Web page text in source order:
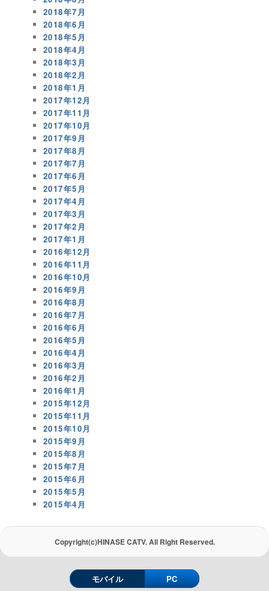
2018年7月
2018年6月
2018年5月
2018年4月
2018年3月
2018年2月
2018年1月
2017年12月
2017年11月
2017年10月
2017年9月
2017年8月
2017年7月
2017年6月
2017年5月
2017年4月
2017年3月
2017年2月
2017年1月
2016年12月
2016年11月
2016年10月
2016年9月
2016年8月
2016年7月
2016年6月
2016年5月
2016年4月
2016年3月
2016年2月
2016年1月
2015年12月
2015年11月
2015年10月
2015年9月
2015年8月
2015年7月
2015年6月
2015年5月
2015年4月
Copyright(c)HINASE CATV. All Right Reserved.
モバイル PC